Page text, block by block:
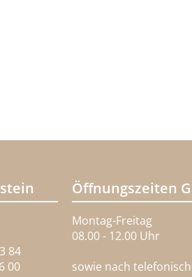
84
00
Öffnungszeiten
Montag-Freitag
08.00 - 12.00 Uhr
sowie nach